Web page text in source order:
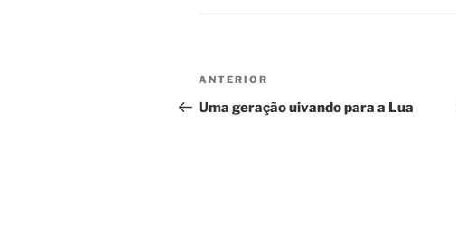
Navegação
de
Post
anterior
ANTERIOR
Uma geração uivando para a Lua